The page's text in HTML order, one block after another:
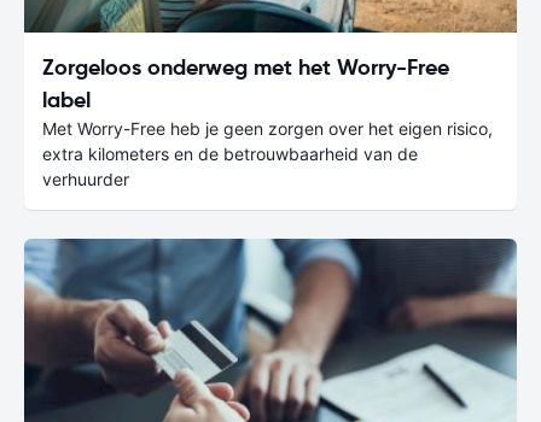
Zorgeloos onderweg met het Worry-Free
label
Met Worry-Free heb je geen zorgen over het eigen risico,
extra kilometers en de betrouwbaarheid van de
verhuurder